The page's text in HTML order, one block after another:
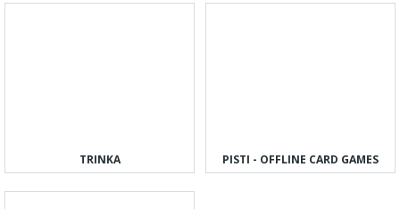
TRINKA PISTI - OFFLINE CARD GAMES